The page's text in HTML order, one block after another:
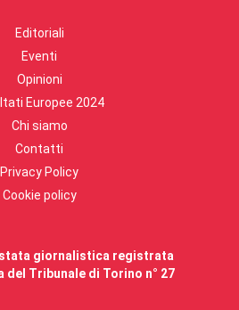
Editoriali
Eventi
Opinioni
Europee 2024
Chi siamo
Contatti
Privacy Policy
Cookie policy
giornalistica registrata
del Tribunale di Torino n° 27